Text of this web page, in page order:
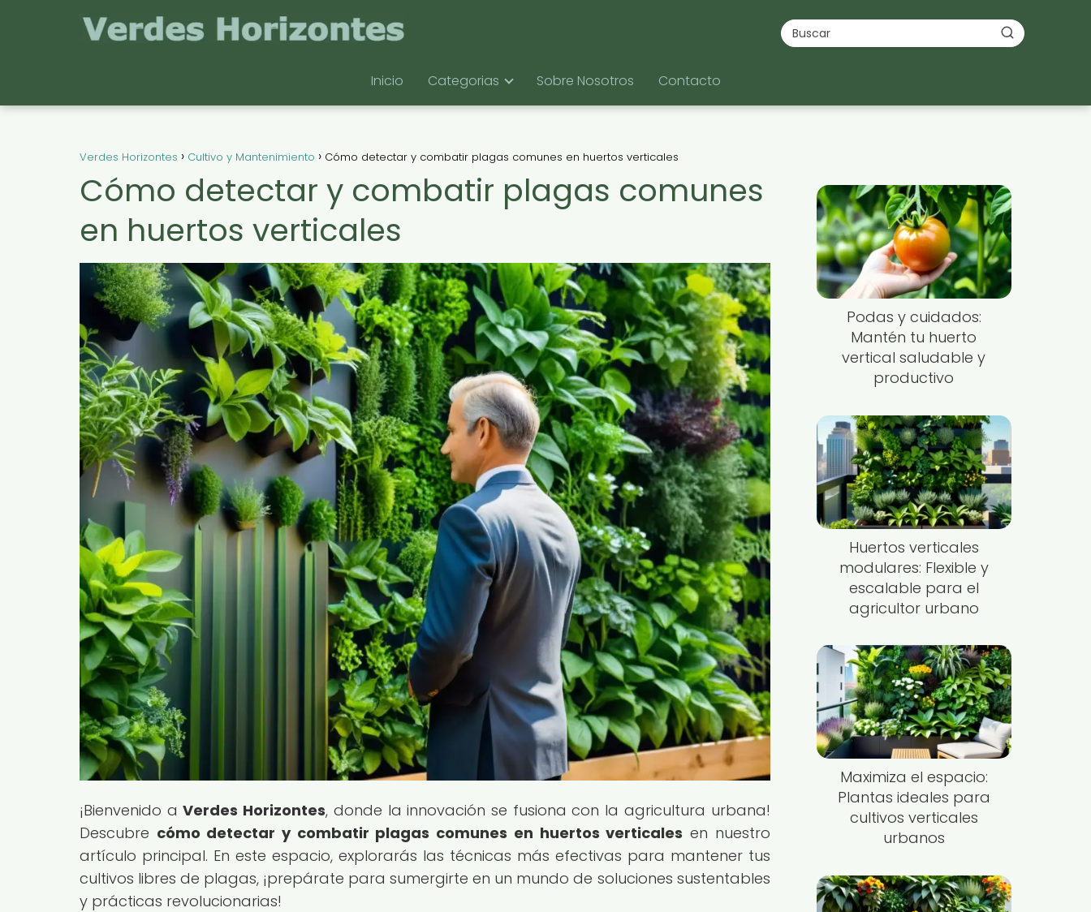
Inicio Categorias Sobre Nosotros Contacto
Verdes Horizontes Cultivo y Mantenimiento Cómo detectar y combatir plagas comunes en huertos verticales
Cómo detectar y combatir plagas comunes
en huertos verticales
¡Bienvenido aVerdes Horizontes, donde la innovación se fusiona con la agricultura urbana!
Descubre cómo detectar y combatir plagas comunes en huertos verticales en nuestro
artículo principal. En este espacio, explorarás las técnicas más efectivas para mantener tus
cultivos libres de plagas, ¡prepárate para sumergirte en un mundo de soluciones sustentables
y prácticas revolucionarias!
Podas y cuidados:
Mantén tu huerto
vertical saludable y
productivo
Huertos verticales
modulares: Flexible y
escalable para el
agricultor urbano
Maximiza el espacio:
Plantas ideales para
cultivos verticales
urbanos